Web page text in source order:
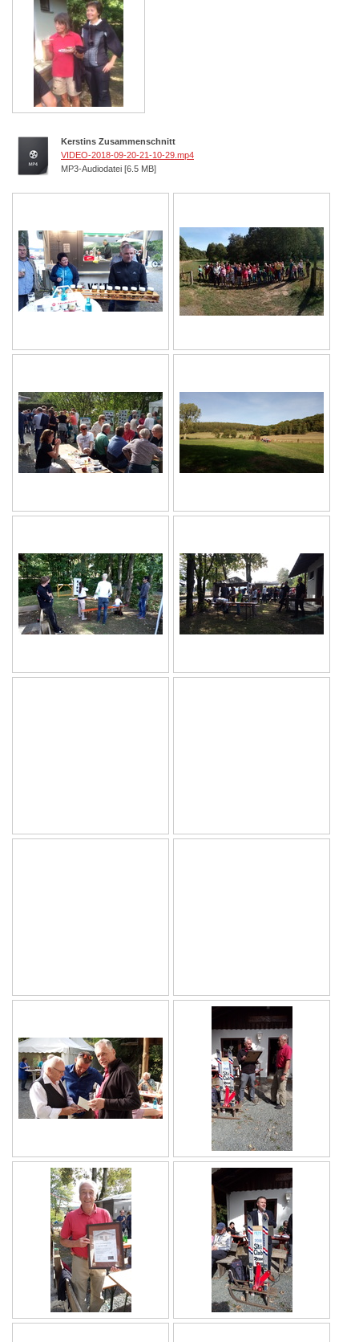
Kerstins Zusammenschnitt
VIDEO-2018-09-20-21-10-29.mp4
MP3-Audiodatei [6.5 MB]